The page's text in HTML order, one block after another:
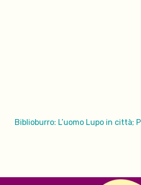
Biblioburro: L’uomo Lupo in città;